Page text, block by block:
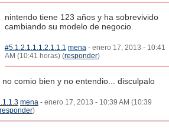
nintendo tiene 123 años y ha sobrevivido
cambiando su modelo de negocio.
#5.1.2.1.1.1.2.1.1.1 mena - enero 17, 2013 - 10:41
AM (10:41 horas) (responder)
no comio bien y no entendio... disculpalo
mena - enero 17, 2013 - 10:39 AM (10:39
responder)